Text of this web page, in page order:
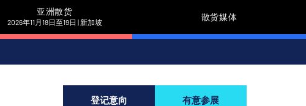
亚洲散货
2026年11月18日至19日 | 新加坡
散货媒体
登记意向 有意参展